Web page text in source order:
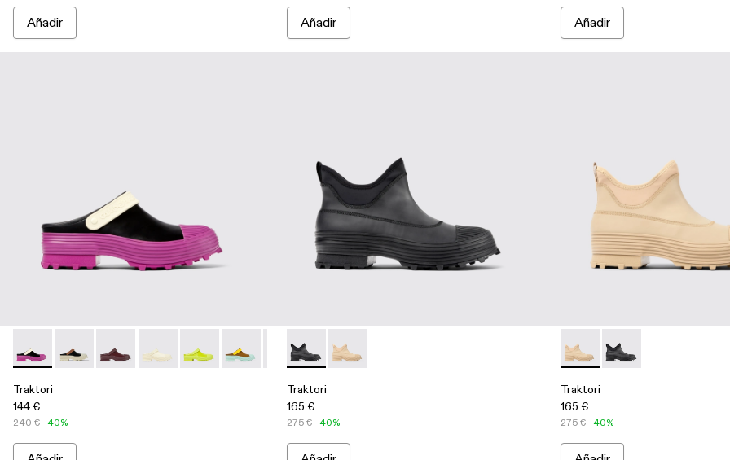
Añadir Añadir Añadir
Traktori - A500006-007 - Zuecos de piel multicolor
Traktori - A500006-015
Traktori - A500006-011 - Zuecos de piel burdeos
Traktori - A500006-010 - Zueco de piel blanco
Traktori - A500006-008 - Zueco de piel verde
Traktori - A500006-006 - Zuecos de piel multicolor
Traktori - A500006-005 - Zuecos de piel negros
Traktori - A500006-002
Traktori - A500006-001 - Black
Traktori
144 €
240 € -40%
Traktori - A700009-001 - Botines negros
Traktori - A700009-002 - Botines beige
Traktori
165 €
275 € -40%
Traktori - A700009-002 -
Traktori - A700009-
Traktori
165 €
275 € -40%